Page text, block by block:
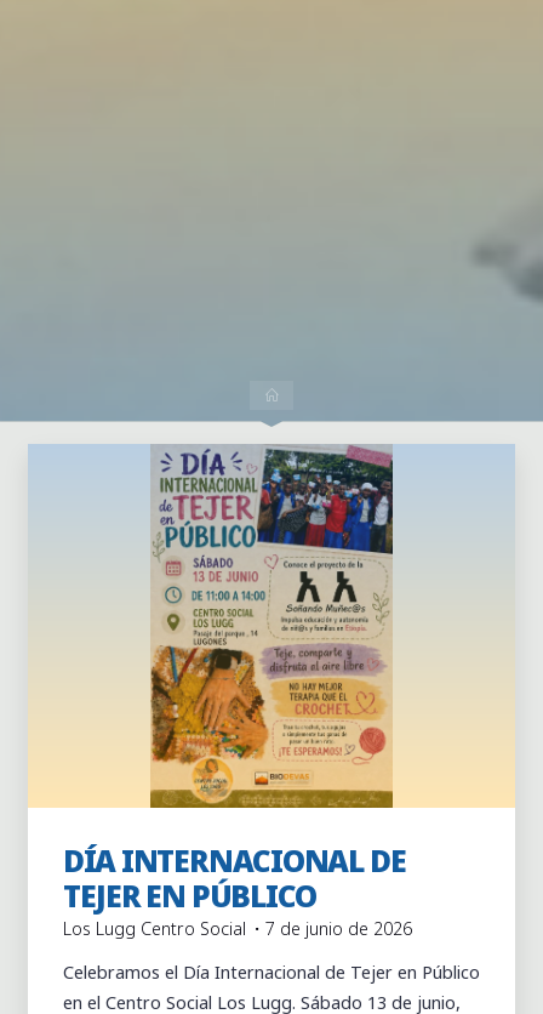
Actividades Actividades puntuales
DÍA INTERNACIONAL DE
TEJER EN PÚBLICO
Los Lugg Centro Social
7 de junio de 2026
Celebramos el Día Internacional de Tejer en Público
en el Centro Social Los Lugg. Sábado 13 de junio,